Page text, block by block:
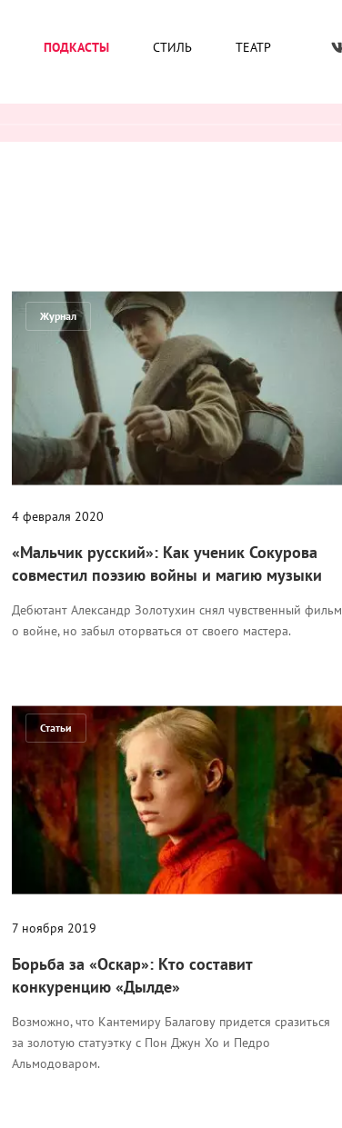
ПОДКАСТЫ СТИЛЬ ТЕАТР
Журнал
4 февраля 2020
«Мальчик русский»: Как ученик Сокурова
совместил поэзию войны и магию музыки
Дебютант Александр Золотухин снял чувственный фильм
о войне, но забыл оторваться от своего мастера.
Статьи
7 ноября 2019
Борьба за «Оскар»: Кто составит
конкуренцию «Дылде»
Возможно, что Кантемиру Балагову придется сразиться
за золотую статуэтку с Пон Джун Хо и Педро
Альмодоваром.